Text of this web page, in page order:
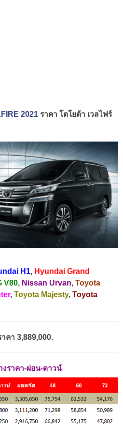
2021 ราคา โตโยต้า เวลไฟร์
H1, Hyundai Grand
V80, Nissan Urvan, Toyota
, Toyota Majesty, Toyota
คา 3,889,000.
งราคา-ผ่อน-ดาวน์